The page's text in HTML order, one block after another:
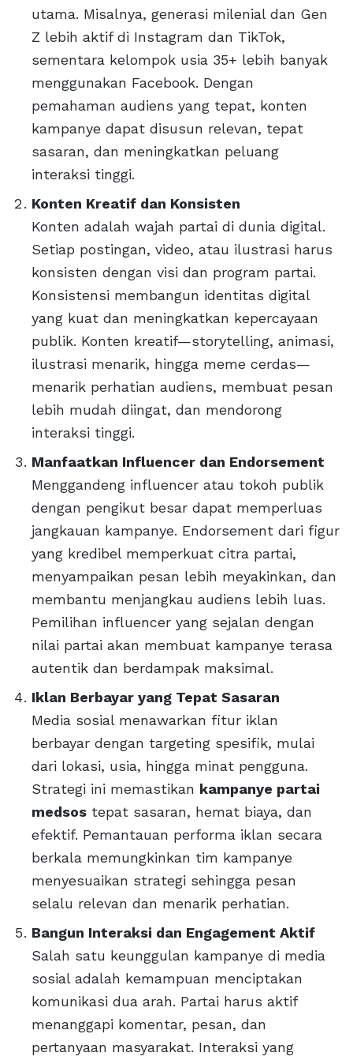
utama. Misalnya, generasi milenial dan Gen
Z lebih aktif di Instagram dan TikTok,
sementara kelompok usia 35+ lebih banyak
menggunakan Facebook. Dengan
pemahaman audiens yang tepat, konten
kampanye dapat disusun relevan, tepat
sasaran, dan meningkatkan peluang
interaksi tinggi.
Konten Kreatif dan Konsisten
Konten adalah wajah partai di dunia digital.
Setiap postingan, video, atau ilustrasi harus
konsisten dengan visi dan program partai.
Konsistensi membangun identitas digital
yang kuat dan meningkatkan kepercayaan
publik. Konten kreatif—storytelling, animasi,
ilustrasi menarik, hingga meme cerdas—
menarik perhatian audiens, membuat pesan
lebih mudah diingat, dan mendorong
interaksi tinggi.
Manfaatkan Influencer dan Endorsement
Menggandeng influencer atau tokoh publik
dengan pengikut besar dapat memperluas
jangkauan kampanye. Endorsement dari figur
yang kredibel memperkuat citra partai,
menyampaikan pesan lebih meyakinkan, dan
membantu menjangkau audiens lebih luas.
Pemilihan influencer yang sejalan dengan
nilai partai akan membuat kampanye terasa
autentik dan berdampak maksimal.
Iklan Berbayar yang Tepat Sasaran
Media sosial menawarkan fitur iklan
berbayar dengan targeting spesifik, mulai
dari lokasi, usia, hingga minat pengguna.
Strategi ini memastikan kampanye partai
medsos tepat sasaran, hemat biaya, dan
efektif. Pemantauan performa iklan secara
berkala memungkinkan tim kampanye
menyesuaikan strategi sehingga pesan
selalu relevan dan menarik perhatian.
Bangun Interaksi dan Engagement Aktif
Salah satu keunggulan kampanye di media
sosial adalah kemampuan menciptakan
komunikasi dua arah. Partai harus aktif
menanggapi komentar, pesan, dan
pertanyaan masyarakat. Interaksi yang